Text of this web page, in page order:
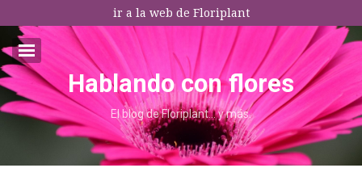
ir a la web de Floriplant
I agree terms and conditions.*
Email:*
Hablando con flores
El blog de Floriplant… y más.